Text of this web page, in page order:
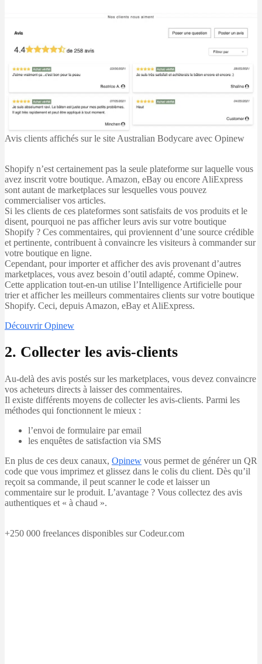
Avis clients affichés sur le site Australian Bodycare avec Opinew
Shopify n’est certainement pas la seule plateforme sur laquelle vous
avez inscrit votre boutique. Amazon, eBay ou encore AliExpress
sont autant de marketplaces sur lesquelles vous pouvez
commercialiser vos articles.
Si les clients de ces plateformes sont satisfaits de vos produits et le
disent, pourquoi ne pas afficher leurs avis sur votre boutique
Shopify ? Ces commentaires, qui proviennent d’une source crédible
et pertinente, contribuent à convaincre les visiteurs à commander sur
votre boutique en ligne.
Cependant, pour importer et afficher des avis provenant d’autres
marketplaces, vous avez besoin d’outil adapté, comme Opinew.
Cette application tout-en-un utilise l’Intelligence Artificielle pour
trier et afficher les meilleurs commentaires clients sur votre boutique
Shopify. Ceci, depuis Amazon, eBay et AliExpress.
Découvrir Opinew
2. Collecter les avis-clients
Au-delà des avis postés sur les marketplaces, vous devez convaincre
vos acheteurs directs à laisser des commentaires.
Il existe différents moyens de collecter les avis-clients. Parmi les
méthodes qui fonctionnent le mieux :
l’envoi de formulaire par email
les enquêtes de satisfaction via SMS
En plus de ces deux canaux, Opinew vous permet de générer un QR
code que vous imprimez et glissez dans le colis du client. Dès qu’il
reçoit sa commande, il peut scanner le code et laisser un
commentaire sur le produit. L’avantage ? Vous collectez des avis
authentiques et « à chaud ».
+250 000 freelances disponibles sur Codeur.com